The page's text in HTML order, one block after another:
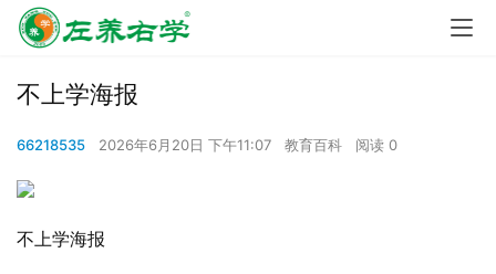
不上学海报
66218535 2026年6月20日 下午11:07 教育百科 阅读 0
不上学海报